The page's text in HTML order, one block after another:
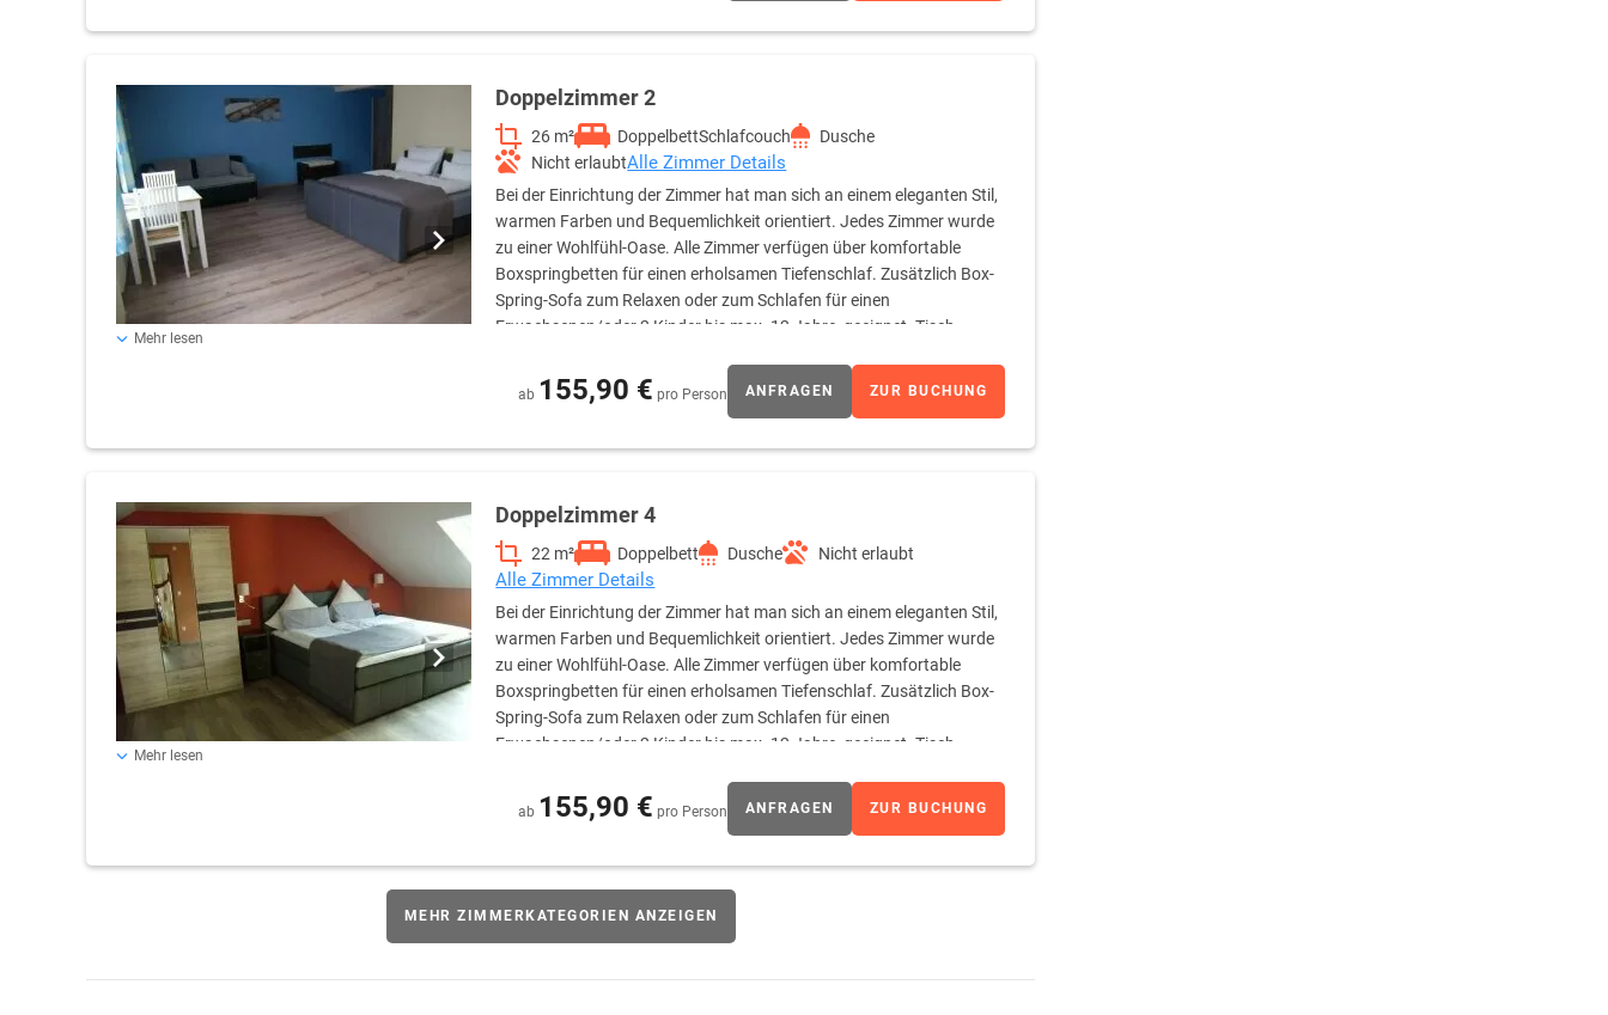
Doppelzimmer 2
26 m² DoppelbettSchlafcouch
Dusche
Nicht erlaubtAlle Zimmer Details
Bei der Einrichtung der Zimmer hat man sich an einem eleganten Stil,
warmen Farben und Bequemlichkeit orientiert. Jedes Zimmer wurde
zu einer Wohlfühl-Oase. Alle Zimmer verfügen über komfortable
Boxspringbetten für einen erholsamen Tiefenschlaf. Zusätzlich Box-
Spring-Sofa zum Relaxen oder zum Schlafen für einen
Erwachsenen/oder 2 Kinder bis max. 12 Jahre, geeignet. Tisch,
kostenfrei nutzbar. Kinderbett für Kinder von 0 bis 4 Jahre gegen Gebühr zustellbar. Ein Kind bis 2 Jahre schläft
kostenfrei im Bett der Eltern. Doppelzimmer für 2 Personen mit Standard Ausstattung
Mehr lesen
ab 155,90 € pro Person ANFRAGEN ZUR BUCHUNG
Doppelzimmer 4
22 m² Doppelbett Dusche Nicht erlaubt
Alle Zimmer Details
Bei der Einrichtung der Zimmer hat man sich an einem eleganten Stil,
warmen Farben und Bequemlichkeit orientiert. Jedes Zimmer wurde
zu einer Wohlfühl-Oase. Alle Zimmer verfügen über komfortable
Boxspringbetten für einen erholsamen Tiefenschlaf. Zusätzlich Box-
Spring-Sofa zum Relaxen oder zum Schlafen für einen
Erwachsenen/oder 2 Kinder bis max. 12 Jahre, geeignet. Tisch,
kostenfrei nutzbar. Kinderbett für Kinder von 0 bis 4 Jahre gegen Gebühr zustellbar. Ein Kind bis 2 Jahre schläft
kostenfrei im Bett der Eltern. Doppelzimmer für 2 Personen mit Standard Ausstattung
Mehr lesen
ab 155,90 € pro Person ANFRAGEN ZUR BUCHUNG
MEHR ZIMMERKATEGORIEN ANZEIGEN